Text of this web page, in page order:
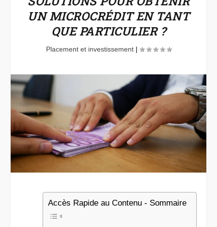
UN MICROCRÉDIT EN TANT
QUE PARTICULIER ?
Placement et investissement|
Accès Rapide au Contenu - Sommaire